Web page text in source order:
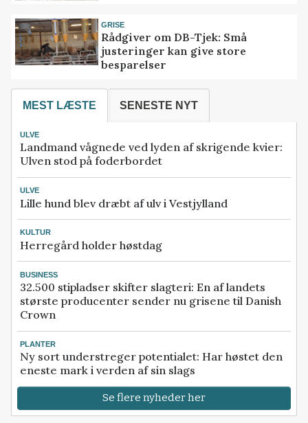
GRISE
Rådgiver om DB-Tjek: Små
justeringer kan give store
besparelser
MEST LÆSTE SENESTE NYT
ULVE
Landmand vågnede ved lyden af skrigende kvier:
Ulven stod på foderbordet
ULVE
Lille hund blev dræbt af ulv i Vestjylland
KULTUR
Herregård holder høstdag
BUSINESS
32.500 stipladser skifter slagteri: En af landets
største producenter sender nu grisene til Danish
Crown
PLANTER
Ny sort understreger potentialet: Har høstet den
eneste mark i verden af sin slags
Se flere nyheder her